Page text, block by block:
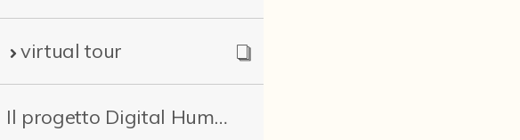
virtual tour
Il progetto Digital Humanities